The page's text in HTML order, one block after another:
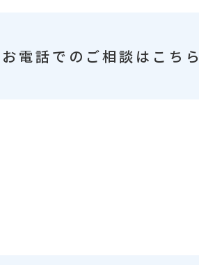
お電話でのご相談はこちら